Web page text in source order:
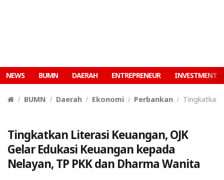
NEWS BUMN DAERAH ENTREPRENEUR INVESTMENT
BUMN Daerah Ekonomi Perbankan Tingkatkan
Tingkatkan Literasi Keuangan, OJK
Gelar Edukasi Keuangan kepada
Nelayan, TP PKK dan Dharma Wanita